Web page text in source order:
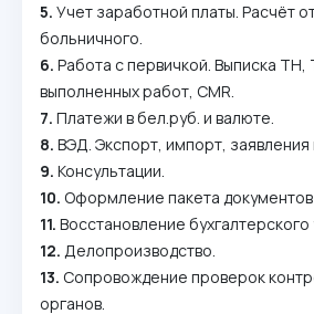
5. Учет заработной платы. Расчёт
больничного.
6. Работа с первичкой. Выписка ТН,
выполненных работ, CMR.
7. Платежи в бел.руб. и валюте.
8. ВЭД. Экспорт, импорт, заявления
9. Консультации.
10. Оформление пакета
11. Восстановление бухгалтерского
12. Делопроизводство.
13. Сопровождение проверок
органов.